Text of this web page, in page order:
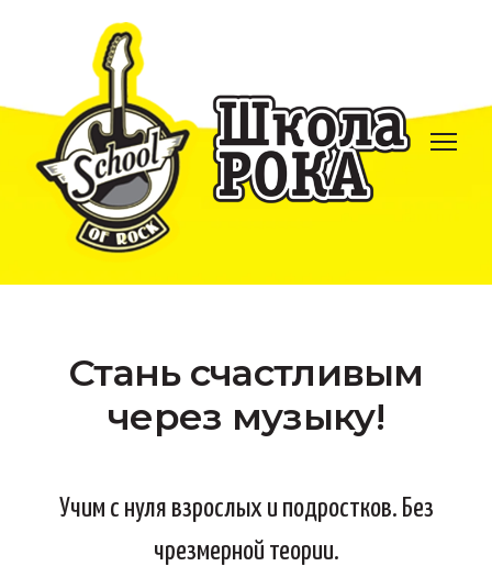
Стань счастливым
через музыку!
Учим с нуля взрослых и подростков. Без
чрезмерной теории.